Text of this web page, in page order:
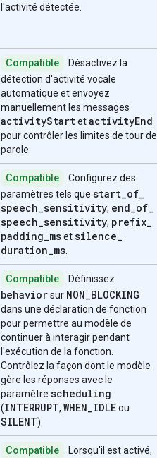
l'activité détectée.
Compatible
. Désactivez la
détection d'activité vocale
automatique et envoyez
manuellement les messages
activityStartetactivityEnd
pour contrôler les limites de tour de
parole.
Compatible
. Configurez des
paramètres tels que start_of_
speech_sensitivity, end_of_
speech_sensitivity, prefix_
padding_msetsilence_
duration_ms.
Compatible . Définissez
behaviorsur NON_BLOCKING
dans une déclaration de fonction
pour permettre au modèle de
continuer à interagir pendant
l'exécution de la fonction.
Contrôlez la façon dont le modèle
gère les réponses avec le
paramètre scheduling
(INTERRUPT, WHEN_IDLEou
SILENT).
Compatible
. Lorsqu'il est activé,